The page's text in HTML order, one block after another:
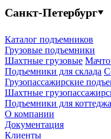
Санкт-Петербург
Каталог подъемников
Грузовые подъемники
Шахтные грузовые
Подъемники для склада
Грузопассажирские
Шахтные
Подъемники для коттеджа
О компании
Документация
Клиенты